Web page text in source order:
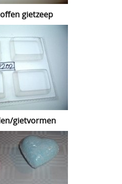
gietzeep
gietvormen